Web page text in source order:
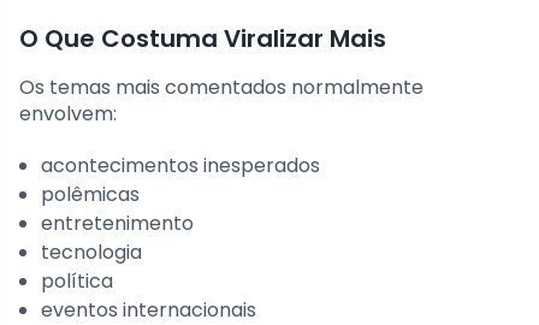
O Que Costuma Viralizar Mais
Os temas mais comentados normalmente
envolvem:
acontecimentos inesperados
polêmicas
entretenimento
tecnologia
política
eventos internacionais